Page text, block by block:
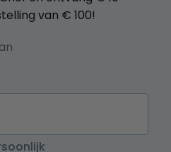
van € 100!